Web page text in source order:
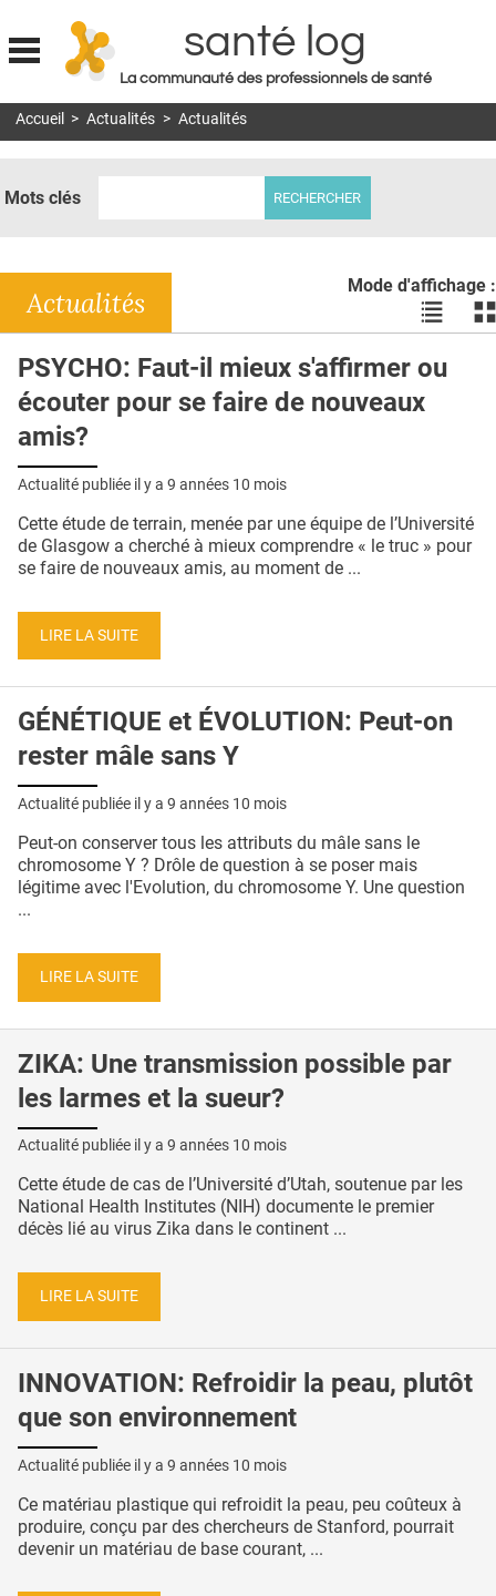
Jump to navigation
santé log
La communauté des professionnels de santé
MON COMPTE
DOSSIERS
RÉSEAUX
E-REVUE SAD
THÉMA
L'APP
PUBLICITÉ
CONTACT
Accueil > Actualités > Actualités
Mots clés
Mode d'affichage :
Voir
les
en
liste
les
Actualités
PSYCHO: Faut-il mieux s'affirmer ou
écouter pour se faire de nouveaux
amis?
Actualité publiée il y a 9 années 10 mois
Cette étude de terrain, menée par une équipe de l’Université
de Glasgow a cherché à mieux comprendre « le truc » pour
se faire de nouveaux amis, au moment de ...
LIRE LA SUITE
GÉNÉTIQUE et ÉVOLUTION: Peut-on
rester mâle sans Y
Actualité publiée il y a 9 années 10 mois
Peut-on conserver tous les attributs du mâle sans le
chromosome Y ? Drôle de question à se poser mais
légitime avec l'Evolution, du chromosome Y. Une question
...
LIRE LA SUITE
ZIKA: Une transmission possible par
les larmes et la sueur?
Actualité publiée il y a 9 années 10 mois
Cette étude de cas de l’Université d’Utah, soutenue par les
National Health Institutes (NIH) documente le premier
décès lié au virus Zika dans le continent ...
LIRE LA SUITE
INNOVATION: Refroidir la peau, plutôt
que son environnement
Actualité publiée il y a 9 années 10 mois
Ce matériau plastique qui refroidit la peau, peu coûteux à
produire, conçu par des chercheurs de Stanford, pourrait
devenir un matériau de base courant, ...